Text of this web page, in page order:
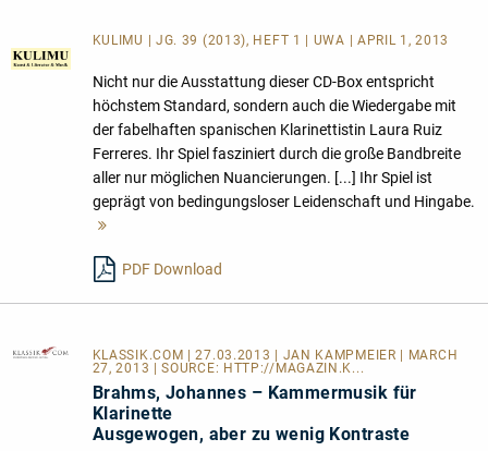
KULIMU | JG. 39 (2013), HEFT 1 | UWA | APRIL 1, 2013
Nicht nur die Ausstattung dieser CD-Box entspricht
höchstem Standard, sondern auch die Wiedergabe mit
der fabelhaften spanischen Klarinettistin Laura Ruiz
Ferreres. Ihr Spiel fasziniert durch die große Bandbreite
aller nur möglichen Nuancierungen. [...] Ihr Spiel ist
geprägt von bedingungsloser Leidenschaft und Hingabe.
PDF Download
KLASSIK.COM | 27.03.2013 | JAN KAMPMEIER | MARCH
27, 2013 | SOURCE: HTTP://MAGAZIN.K...
Brahms, Johannes – Kammermusik für
Klarinette
Ausgewogen, aber zu wenig Kontraste